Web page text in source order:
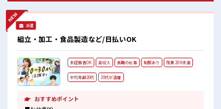
す！ ■職場の雰囲気 残業は少なめ！ たまに残業するくらいな
ら…という方、 応募お待ちしております！ 土日祝休みなの
派遣
組立・加工・食品製造など/日払いOK
未経験者OK 高収入 長期の仕事 制服あり 残業 20H未満
平均年齢20代 30代が活躍
おすすめポイント